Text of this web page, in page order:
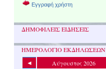
Εγγραφή χρήστη
ΔΗΜΟΦΙΛΕΙΣ ΕΙΔΗΣΕΙΣ
ΗΜΕΡΟΛΟΓΙΟ ΕΚΔΗΛΩΣΕΩΝ
◄ Αύγουστος 2026